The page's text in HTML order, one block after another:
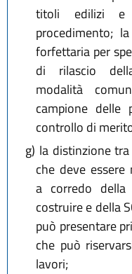
titoli edilizi
procedimento;
forfettaria per
di rilascio
modalità
campione delle
controllo di
g) la distinzione
che deve essere
a corredo
costruire e della
può presentare
che può
lavori;